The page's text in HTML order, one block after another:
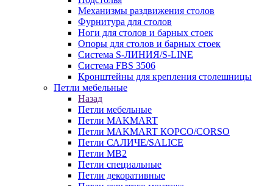
Механизмы раздвижения столов
Фурнитура для столов
Ноги для столов и барных стоек
Опоры для столов и барных стоек
Система S-ЛИНИЯ/S-LINE
Система FBS 3506
Кронштейны для крепления столешницы
Петли мебельные
Назад
Петли мебельные
Петли MAKMART
Петли MAKMART КОРСО/CORSO
Петли САЛИЧЕ/SALICE
Петли MB2
Петли специальные
Петли декоративные